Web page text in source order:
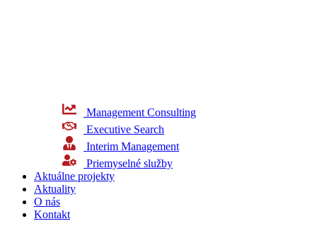
Management Consulting
Executive Search
Interim Management
Priemyselné služby
Aktuálne projekty
Aktuality
O nás​
Kontakt